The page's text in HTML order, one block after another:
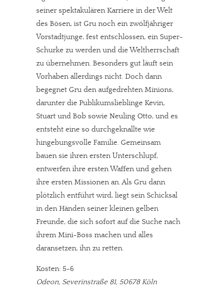
Solltest Du unsere unabhängige Berichterstattung schätzen,
kannst Du uns mit einer kleinen Spende unterstützen.
Paypal - danke@meinesuedstadt.de
JETZT SPENDEN Schon erledigt!
seiner spektakulären Karriere in der Welt
des Bösen, ist Gru noch ein zwölfjähriger
Vorstadtjunge, fest entschlossen, ein Super-
Schurke zu werden und die Weltherrschaft
zu übernehmen. Besonders gut läuft sein
Vorhaben allerdings nicht. Doch dann
begegnet Gru den aufgedrehten Minions,
darunter die Publikumslieblinge Kevin,
Stuart und Bob sowie Neuling Otto, und es
entsteht eine so durchgeknallte wie
hingebungsvolle Familie. Gemeinsam
bauen sie ihren ersten Unterschlupf,
entwerfen ihre ersten Waffen und gehen
ihre ersten Missionen an. Als Gru dann
plötzlich entführt wird, liegt sein Schicksal
in den Händen seiner kleinen gelben
Freunde, die sich sofort auf die Suche nach
ihrem Mini-Boss machen und alles
daransetzen, ihn zu retten.
Kosten: 5-6
Odeon, Severinstraße 81, 50678 Köln